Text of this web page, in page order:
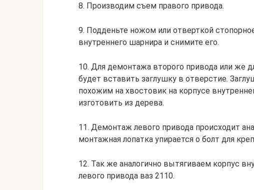
8. Производим съем правого привода.
9. Подденьте ножом или отверткой
внутреннего шарнира и снимите его.
10. Для демонтажа второго привода или же
будет вставить заглушку в отверстие.
похожим на хвостовик на корпусе
изготовить из дерева.
11. Демонтаж левого привода происходит
монтажная лопатка упирается о болт для
12. Так же аналогично вытягиваем корпус
левого привода ваз 2110.